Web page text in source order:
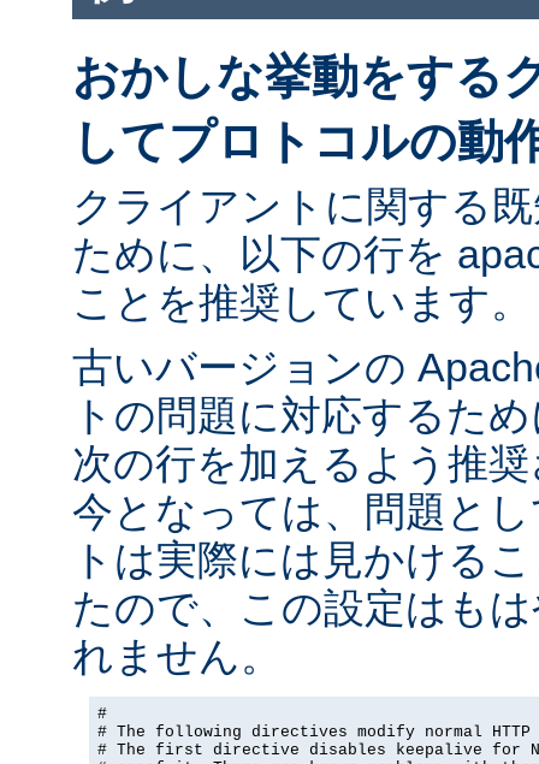
おかしな挙動をする
してプロトコルの動
クライアントに関する
ために、以下の行を
ことを推奨しています。
古いバージョンの
トの問題に対応するた
次の行を加えるよう推
今となっては、問題と
トは実際には見かける
たので、この設定はも
れません。
#
# The following directives modify normal HTTP
# The first directive disables keepalive for